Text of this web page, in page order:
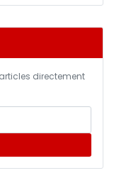
directement